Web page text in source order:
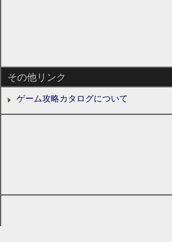
その他リンク
ゲーム攻略カタログについて